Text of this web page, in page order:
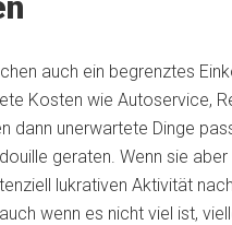
auch ein begrenztes
Kosten wie Autoservice,
unerwartete Dinge
geraten. Wenn sie
lukrativen Aktivität
wenn es nicht viel ist,